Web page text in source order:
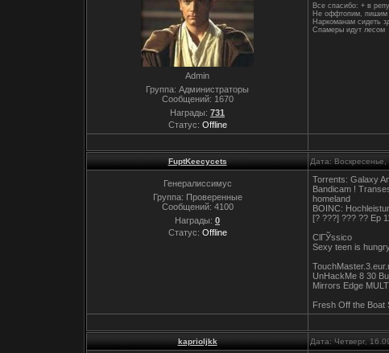
Admin
Группа: Администраторы
Сообщений: 1670
Награды: 731
Статус: Offline
Все спасибо: + в
Не оффтопим, пишим
Наркоманам сидеть
Спамеры идут лесом
FuptKeecycets Дата:
Генералиссимус
Группа: Проверенные
Сообщений: 4100
Награды: 0
Статус: Offline
Torrents: Galaxy
Bandicam !
homeland
BOINC:
[? ???] ??? ?? Ep
ClГЎssico
Sexy teen is
UnHackMe 8 30
Mirrors Edge
Fresh Off the Boat
kaprioljkk Дата: Четверг,